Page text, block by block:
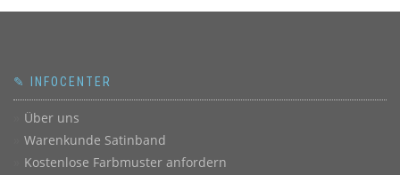
✎ INFOCENTER
Über uns
Warenkunde Satinband
Kostenlose Farbmuster anfordern